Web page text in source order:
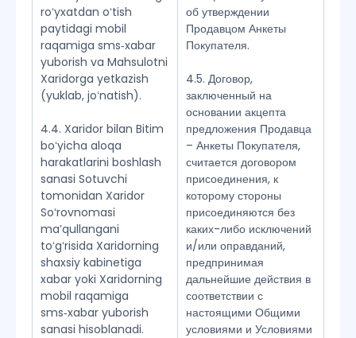
roʻyxatdan oʻtish
paytidagi mobil
raqamiga sms‑xabar
yuborish va Mahsulotni
Xaridorga yetkazish
(yuklab, joʻnatish).
4.4. Xaridor bilan Bitim
boʻyicha aloqa
harakatlarini boshlash
sanasi Sotuvchi
tomonidan Xaridor
Soʻrovnomasi
maʼqullangani
toʻgʻrisida Xaridorning
shaxsiy kabinetiga
xabar yoki Xaridorning
mobil raqamiga
sms‑xabar yuborish
sanasi hisoblanadi.
об утверждении
Продавцом Анкеты
Покупателя.
4.5. Договор,
заключенный на
основании акцепта
предложения Продавца
– Анкеты Покупателя,
считается договором
присоединения, к
которому стороны
присоединяются без
каких-либо исключений
и/или оправданий,
предпринимая
дальнейшие действия в
соответствии с
настоящими Общими
условиями и Условиями